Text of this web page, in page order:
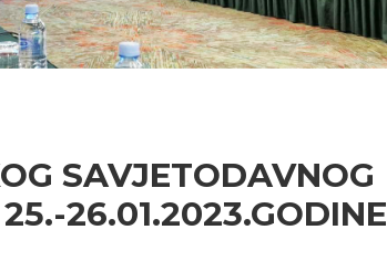
SAVJETODAVNOG
26.01.2023.GODINE